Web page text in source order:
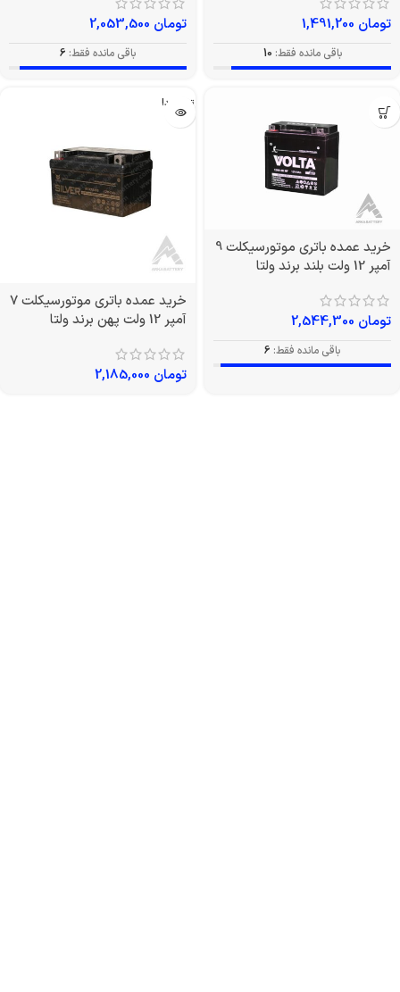
تومان
باقی مانده فقط: 10
تومان
باقی مانده فقط: 6
خرید عمده باتری موتورسیکلت 9
آمپر 12 ولت بلند برند ولتا
تومان
باقی مانده فقط: 6
تمام شد!
خرید عمده باتری موتورسیکلت 7
آمپر 12 ولت پهن برند ولتا
تومان